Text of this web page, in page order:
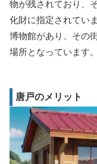
物が残されており、
化財に指定されてい
博物館があり、その
場所となっています。
唐戸のメリット